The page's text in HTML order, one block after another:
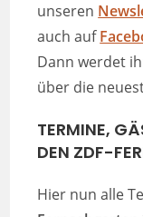
unseren
auch auf
Dann werdet
über die
TERMINE,
DEN ZDF-
Hier nun alle